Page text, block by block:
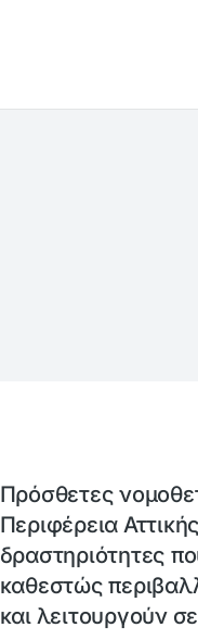
Πρόσθετες
Περιφέρεια
δραστηριότητες
καθεστώς
και λειτουργούν